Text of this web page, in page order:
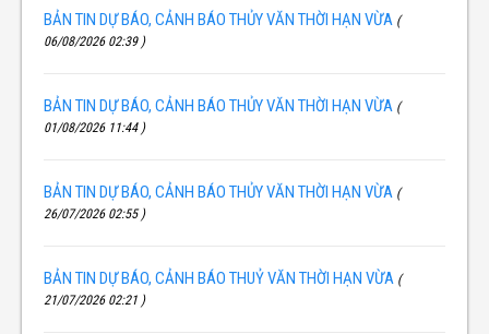
BẢN TIN DỰ BÁO, CẢNH BÁO THỦY VĂN THỜI HẠN VỪA (
06/08/2026 02:39 )
BẢN TIN DỰ BÁO, CẢNH BÁO THỦY VĂN THỜI HẠN VỪA (
01/08/2026 11:44 )
BẢN TIN DỰ BÁO, CẢNH BÁO THỦY VĂN THỜI HẠN VỪA (
26/07/2026 02:55 )
BẢN TIN DỰ BÁO, CẢNH BÁO THUỶ VĂN THỜI HẠN VỪA (
21/07/2026 02:21 )